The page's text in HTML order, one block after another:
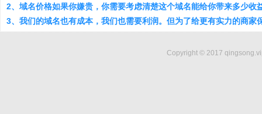
2、域名价格如果你嫌贵，你需要考虑清楚这个域名能给你带来多少收
3、我们的域名也有成本，我们也需要利润。但为了给更有实力的商家
Copyright © 2017